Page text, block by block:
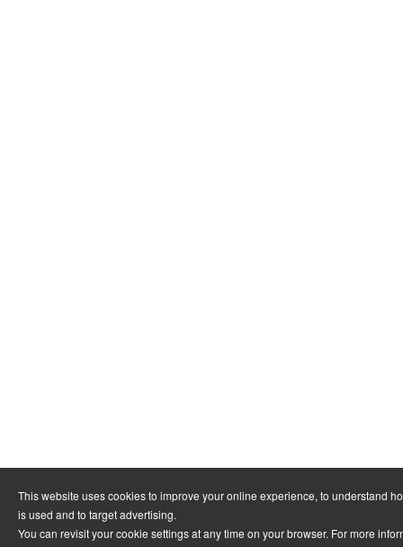
This website uses cookies to improve your online experience, to understand
is used and to target advertising.
You can revisit your cookie settings at any time on your browser. For more